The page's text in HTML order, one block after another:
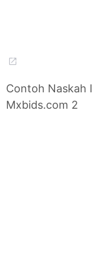
Contoh Naskah
Mxbids.com 2